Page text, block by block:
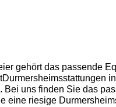
gehört das passende
stattungen
Bei uns finden Sie das
eine riesige